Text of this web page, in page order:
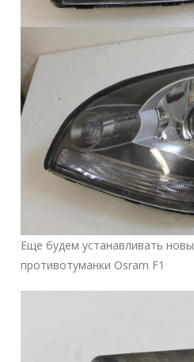
Еще будем устанавливать
противотуманки Osram F1